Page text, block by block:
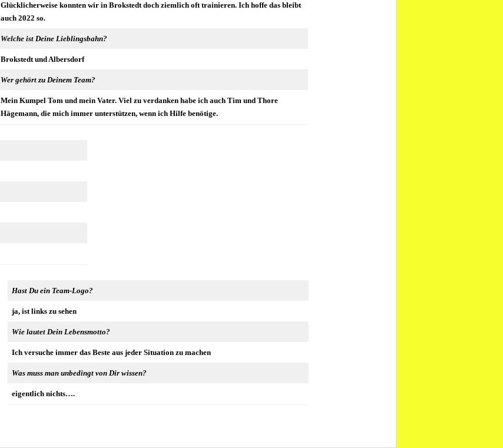
Glücklicherweise konnten wir in Brokstedt doch ziemlich oft trainieren. Ich hoffe das bleibt
auch 2022 so.
Welche ist Deine Lieblingsbahn?
Brokstedt und Albersdorf
Wer gehört zu Deinem Team?
Mein Kumpel Tom und mein Vater. Viel zu verdanken habe ich auch Tim und Thore
Hägemann, die mich immer unterstützen, wenn ich Hilfe benötige.
Hast Du ein Team-Logo?
ja, ist links zu sehen
Wie lautet Dein Lebensmotto?
Ich versuche immer das Beste aus jeder Situation zu machen
Was muss man unbedingt von Dir wissen?
eigentlich nichts….